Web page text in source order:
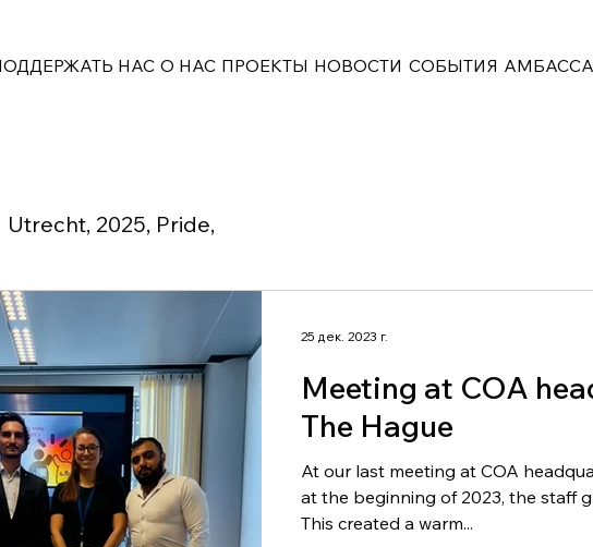
НАС О НАС ПРОЕКТЫ НОВОСТИ СОБЫТИЯ
Utrecht, 2025, Pride,
Meeting at COA
The Hague
At our last meeting at COA
at the beginning of 2023, the staff
This created a warm...
25 дек. 2023 г.